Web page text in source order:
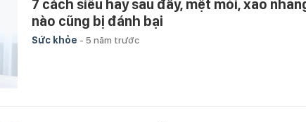
7 cách siêu hay sau đây, mệt mỏi, xao
nào cũng bị đánh bại
Sức khỏe - 5 năm trước